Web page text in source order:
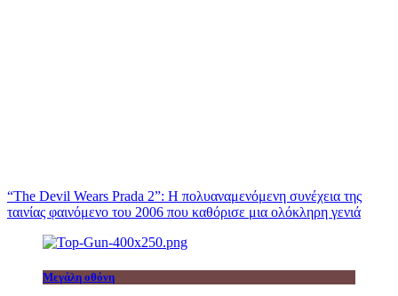
“The Devil Wears Prada 2”: Η πολυαναμενόμενη συνέχεια της
ταινίας φαινόμενο του 2006 που καθόρισε μια ολόκληρη γενιά
Μεγάλη οθόνη